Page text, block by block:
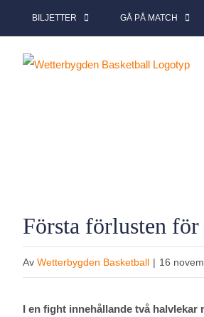
innehållet
BILJETTER GÅ PÅ MATCH
större
bild
Första förlusten
Av Wetterbygden Basketball | 16
I en fight innehållande två